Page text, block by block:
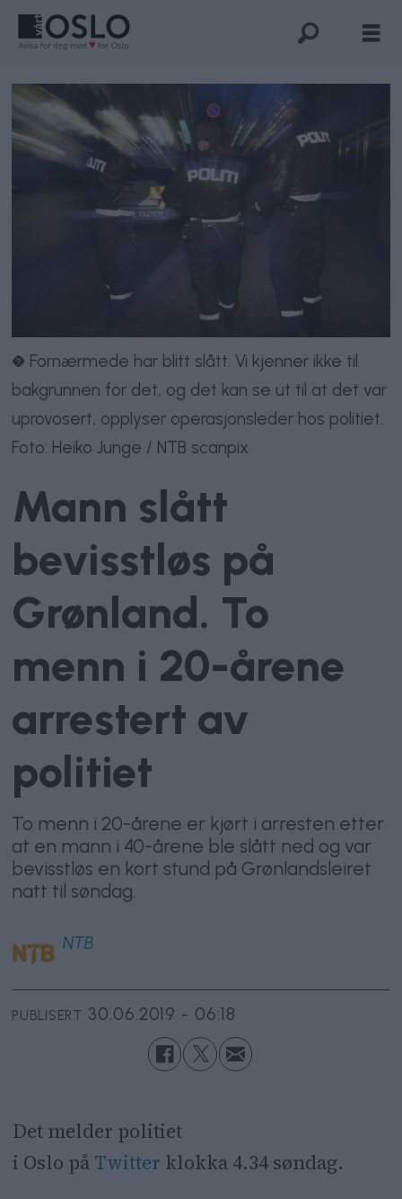
� Fornærmede har blitt slått. Vi kjenner ikke til
bakgrunnen for det, og det kan se ut til at det var
uprovosert, opplyser operasjonsleder hos politiet.
Foto: Heiko Junge / NTB scanpix
Mann slått
bevisstløs på
Grønland. To
menn i 20-årene
arrestert av
politiet
To menn i 20-årene er kjørt i arresten etter
at en mann i 40-årene ble slått ned og var
bevisstløs en kort stund på Grønlandsleiret
natt til søndag.
NTB
PUBLISERT 30.06.2019 - 06:18
Det melder politiet
i Oslo på Twitter klokka 4.34 søndag.